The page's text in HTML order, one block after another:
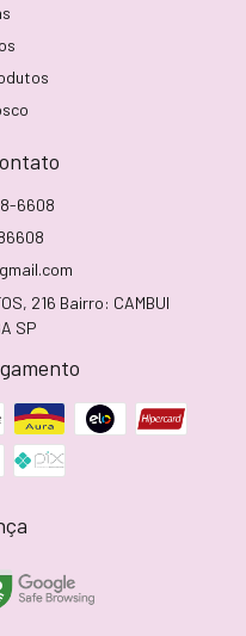
6608
216 Bairro: CAMBUI
SP